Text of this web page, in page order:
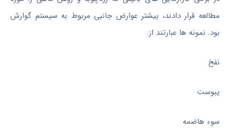
مطالعه قرار دادند، بیشتر عوارض جانبی مربوط به سیستم گوارش
بود. نمونه ها عبارتند از:
نفخ
یبوست
سوء هاضمه